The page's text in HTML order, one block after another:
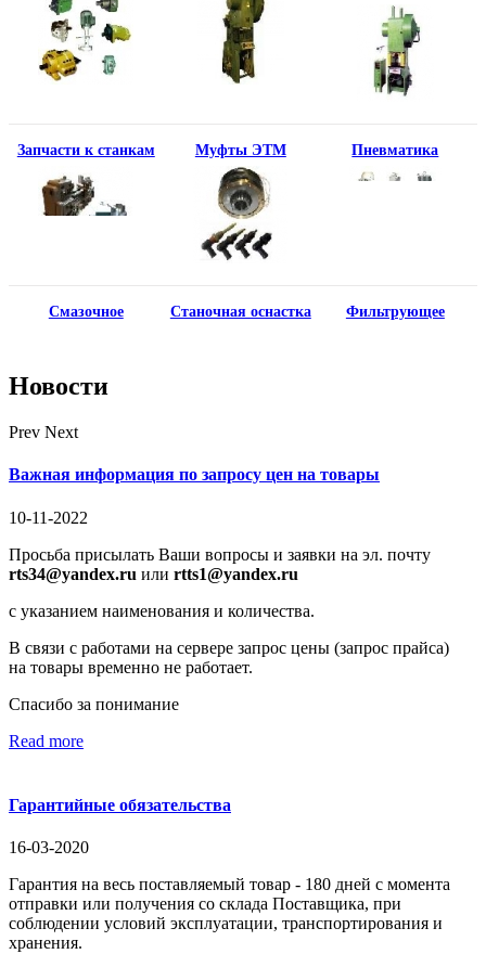
Запчасти к станкам Муфты ЭТМ Пневматика
Смазочное Станочная оснастка Фильтрующее
Новости
Prev Next
Важная информация по запросу цен на товары
10-11-2022
Просьба присылать Ваши вопросы и заявки на эл. почту
rts34@yandex.ru или rtts1@yandex.ru
с указанием наименования и количества.
В связи с работами на сервере запрос цены (запрос прайса)
на товары временно не работает.
Спасибо за понимание
Read more
Гарантийные обязательства
16-03-2020
Гарантия на весь поставляемый товар - 180 дней с момента
отправки или получения со склада Поставщика, при
соблюдении условий эксплуатации, транспортирования и
хранения.